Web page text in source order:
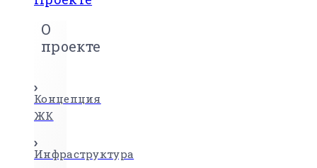
О
проекте
Концепция
ЖК
Инфраструктура